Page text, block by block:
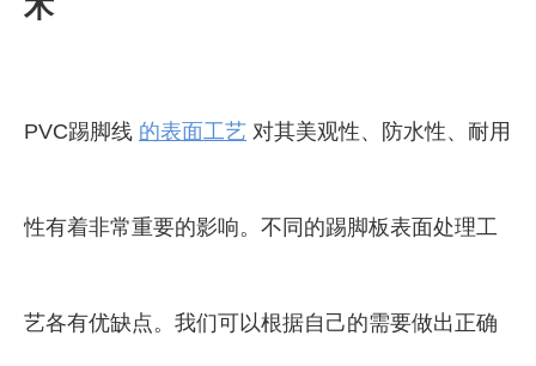
PVC踢脚线 的表面工艺 对其美观性、防水性、耐用
性有着非常重要的影响。不同的踢脚板表面处理工
艺各有优缺点。我们可以根据自己的需要做出正确